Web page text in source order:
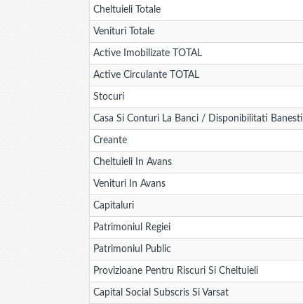
Cheltuieli Totale
Venituri Totale
Active Imobilizate TOTAL
Active Circulante TOTAL
Stocuri
Casa Si Conturi La Banci / Disponibilitati Banesti
Creante
Cheltuieli In Avans
Venituri In Avans
Capitaluri
Patrimoniul Regiei
Patrimoniul Public
Provizioane Pentru Riscuri Si Cheltuieli
Capital Social Subscris Si Varsat